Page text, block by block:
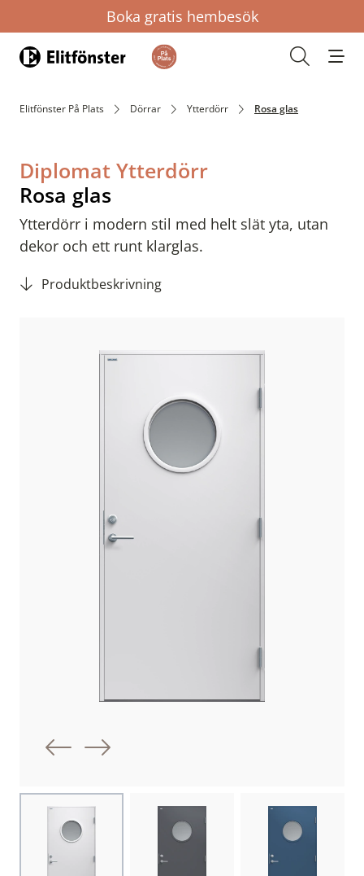
Boka gratis hembesök
Hem
Elitfönster På Plats Dörrar Ytterdörr Rosa glas
Diplomat Ytterdörr
Rosa glas
Ytterdörr i modern stil med helt slät yta, utan
dekor och ett runt klarglas.
Produktbeskrivning
Föregående bild
Nästa bild
Choose image Choose image Choose image